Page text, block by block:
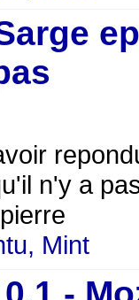
n'y a
Mint